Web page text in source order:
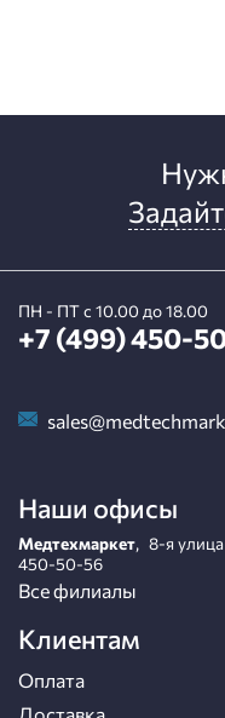
ПН - ПТ с 10.00 до 18.00
+7 (499) 450-
Наши офисы
Медтехмаркет, 8-я улица
450-50-56
Все филиалы
Клиентам
Оплата